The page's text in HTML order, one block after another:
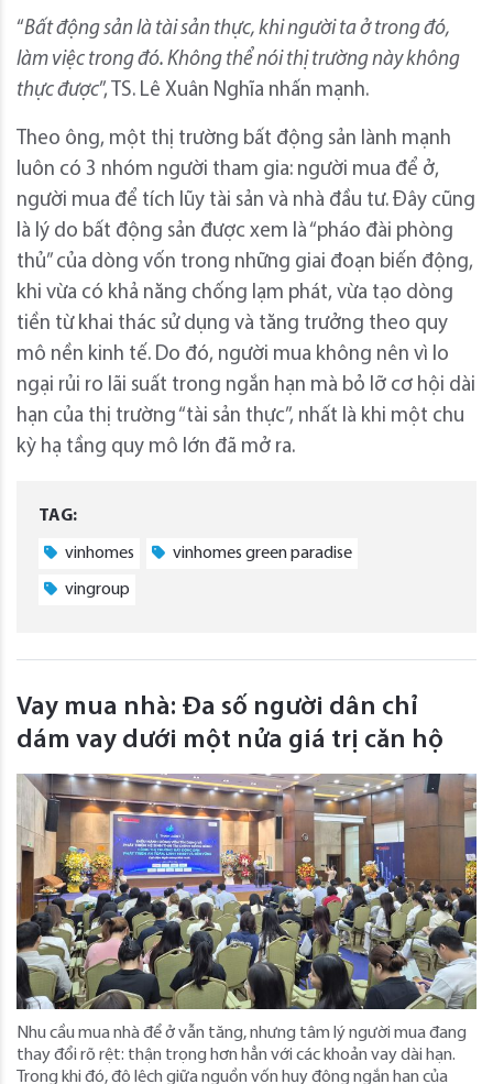
“Bất động sản là tài sản thực, khi người ta ở trong đó,
làm việc trong đó. Không thể nói thị trường này không
thực được”, TS. Lê Xuân Nghĩa nhấn mạnh.
Theo ông, một thị trường bất động sản lành mạnh
luôn có 3 nhóm người tham gia: người mua để ở,
người mua để tích lũy tài sản và nhà đầu tư. Đây cũng
là lý do bất động sản được xem là “pháo đài phòng
thủ” của dòng vốn trong những giai đoạn biến động,
khi vừa có khả năng chống lạm phát, vừa tạo dòng
tiền từ khai thác sử dụng và tăng trưởng theo quy
mô nền kinh tế. Do đó, người mua không nên vì lo
ngại rủi ro lãi suất trong ngắn hạn mà bỏ lỡ cơ hội dài
hạn của thị trường “tài sản thực”, nhất là khi một chu
kỳ hạ tầng quy mô lớn đã mở ra.
TAG:
vinhomes vinhomes green paradise
vingroup
Vay mua nhà: Đa số người dân chỉ
dám vay dưới một nửa giá trị căn hộ
Nhu cầu mua nhà để ở vẫn tăng, nhưng tâm lý người mua đang
thay đổi rõ rệt: thận trọng hơn hẳn với các khoản vay dài hạn.
Trong khi đó, độ lệch giữa nguồn vốn huy động ngắn hạn của